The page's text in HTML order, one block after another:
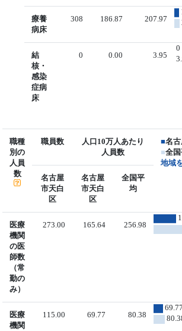
療養
病床
308 186.87 207.97
結
核・
感染
症病
床
0 0.00 3.95
0
職種
別の
人員
数
職員数
人口10万人あたり
人員数
■名
■全
地域
名古屋
市天白
区
名古屋
市天白
区
全国平
均
医療
機関
の医
師数
（常
勤の
み）
273.00 165.64 256.98
医療
機関
115.00 69.77 80.38
69.77